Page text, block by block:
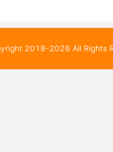
2018-2026 All Rights